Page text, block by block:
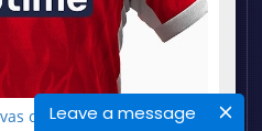
Leave a message
camisas do Crawley